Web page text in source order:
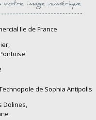
Ile de France
de Sophia Antipolis
Dolines,